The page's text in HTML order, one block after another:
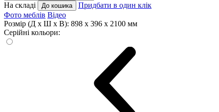
На складі До кошика
Придбати в один клік
Фото меблів Відео
Розмір (Д x Ш x В): 898 x 396 x 2100 мм
Серійні кольори: